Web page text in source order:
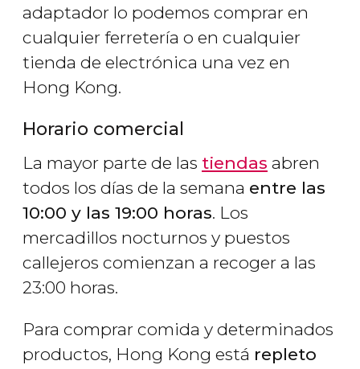
adaptador lo podemos comprar en
cualquier ferretería o en cualquier
tienda de electrónica una vez en
Hong Kong.
Horario comercial
La mayor parte de las tiendas abren
todos los días de la semana entre las
10:00 y las 19:00 horas. Los
mercadillos nocturnos y puestos
callejeros comienzan a recoger a las
23:00 horas.
Para comprar comida y determinados
productos, Hong Kong está repleto